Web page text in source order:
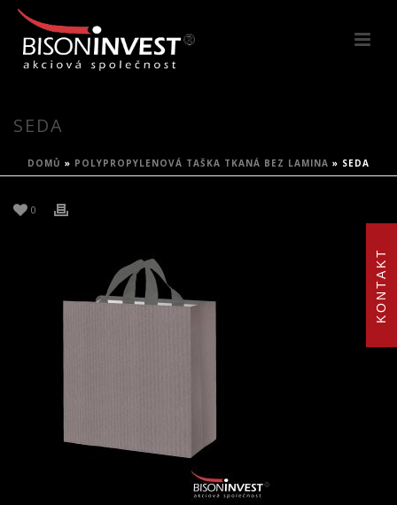
KONTAKT
SEDA
DOMŮ » POLYPROPYLENOVÁ TAŠKA TKANÁ BEZ LAMINA » SEDA
0